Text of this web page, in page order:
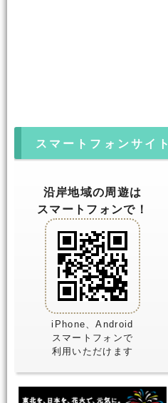
スマートフォンサイト
沿岸地域の周遊は
スマートフォンで！
iPhone、Android
スマートフォンで
利用いただけます